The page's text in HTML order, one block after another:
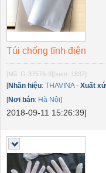
Túi chống tĩnh điện
[Mã: G-37576-3] [xem: 1837]
[Nhãn hiệu: THAVINA- Xuất xứ
[Nơi bán: Hà Nội]
2018-09-11 15:26:39]